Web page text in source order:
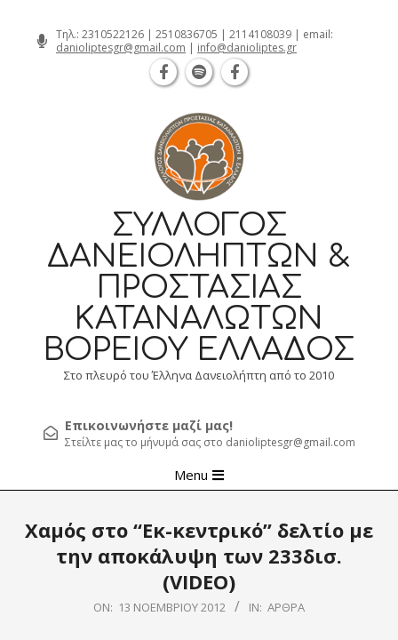
Τηλ.: 2310522126 | 2510836705 | 2114108039 | email:
danioliptesgr@gmail.com | info@danioliptes.gr
ΣΎΛΛΟΓΟΣ
ΔΑΝΕΙΟΛΗΠΤΏΝ &
ΠΡΟΣΤΑΣΊΑΣ
ΚΑΤΑΝΑΛΩΤΏΝ
ΒΟΡΕΊΟΥ ΕΛΛΆΔΟΣ
Στο πλευρό του Έλληνα Δανειολήπτη από το 2010
Επικοινωνήστε μαζί μας!
Στείλτε μας το μήνυμά σας στο danioliptesgr@gmail.com
Navigation
Menu
Χαμός στο “Εκ-κεντρικό” δελτίο με
την αποκάλυψη των 233δισ.
(VIDEO)
ON: 13 ΝΟΕΜΒΡΊΟΥ 2012 IN: ΆΡΘΡΑ